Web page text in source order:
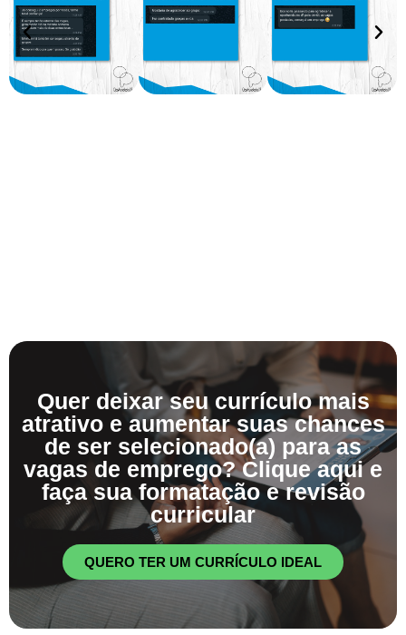
Quer deixar seu currículo mais
atrativo e aumentar suas chances
de ser selecionado(a) para as
vagas de emprego? Clique aqui e
faça sua formatação e revisão
curricular
QUERO TER UM CURRÍCULO IDEAL